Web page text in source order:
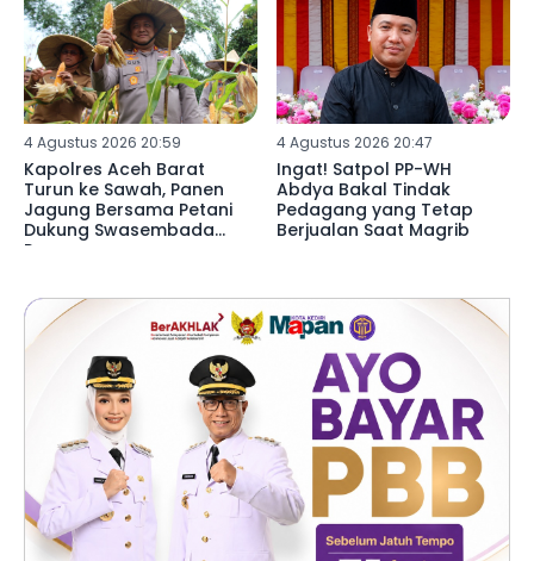
4 Agustus 2026 20:59
Kapolres Aceh Barat
Turun ke Sawah, Panen
Jagung Bersama Petani
Dukung Swasembada
Pangan
4 Agustus 2026 20:47
Ingat! Satpol PP-WH
Abdya Bakal Tindak
Pedagang yang Tetap
Berjualan Saat Magrib